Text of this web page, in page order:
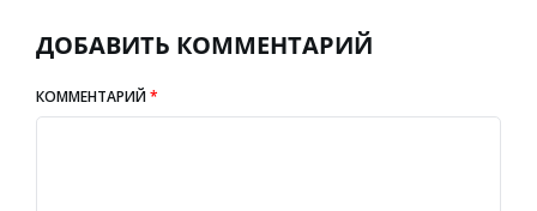
ДОБАВИТЬ КОММЕНТАРИЙ
КОММЕНТАРИЙ*